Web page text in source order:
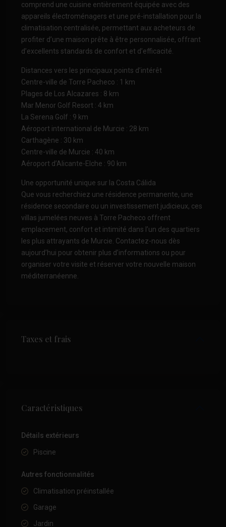
comprend une cuisine entièrement équipée avec des
appareils électroménagers et une pré-installation pour la
climatisation centralisée, permettant aux acheteurs de
profiter d’une maison prête à être personnalisée, offrant
d’excellents standards de confort et d’efficacité.
Distances vers les principaux points d’intérêt
Centre-ville de Torre Pacheco : 1 km
Plages de Los Alcazares : 8 km
Mar Menor Golf Resort : 4 km
La Serena Golf : 9 km
Aéroport international de Murcie : 28 km
Carthagène : 30 km
Centre-ville de Murcie : 40 km
Aéroport d’Alicante-Elche : 90 km
Une opportunité unique sur la Costa Cálida
Que vous recherchiez une résidence permanente, une
résidence secondaire ou un investissement judicieux, ces
villas jumelées neuves à Torre Pacheco offrent
emplacement, confort et intimité dans l’un des quartiers
les plus attrayants de Murcie. Contactez-nous dès
aujourd’hui pour obtenir plus d’informations ou pour
organiser votre visite et réserver votre nouvelle maison
méditerranéenne.
Taxes et frais
Caractéristiques
Détails extérieurs
Piscine
Autres fonctionnalités
Climatisation préinstallée
Garage
Jardin